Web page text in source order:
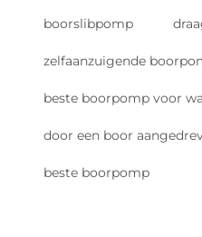
boorslibpomp
zelfaanzuigende
beste boorpomp voor
door een boor
beste boorpomp